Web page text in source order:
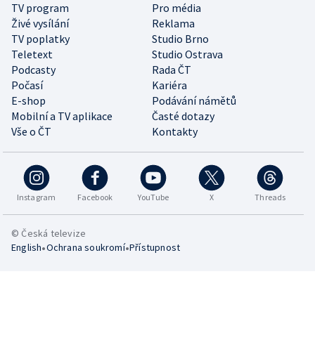
TV program
Pro média
Živé vysílání
Reklama
TV poplatky
Studio Brno
Teletext
Studio Ostrava
Podcasty
Rada ČT
Počasí
Kariéra
E-shop
Podávání námětů
Mobilní a TV aplikace
Časté dotazy
Vše o ČT
Kontakty
Instagram Facebook YouTube X Threads
© Česká televize
English•Ochrana soukromí•Přístupnost